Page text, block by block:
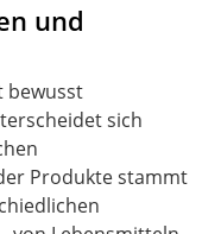
und
bewusst
sich
Produkte stammt